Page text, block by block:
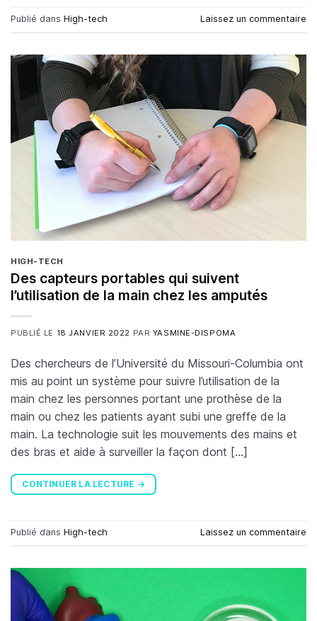
Publié dans High-tech Laissez un commentaire
HIGH-TECH
Des capteurs portables qui suivent
l’utilisation de la main chez les amputés
PUBLIÉ LE 18 JANVIER 2022 PAR YASMINE-DISPOMA
Des chercheurs de l’Université du Missouri-Columbia ont
mis au point un système pour suivre l’utilisation de la
main chez les personnes portant une prothèse de la
main ou chez les patients ayant subi une greffe de la
main. La technologie suit les mouvements des mains et
des bras et aide à surveiller la façon dont […]
CONTINUER LA LECTURE →
Publié dans High-tech Laissez un commentaire